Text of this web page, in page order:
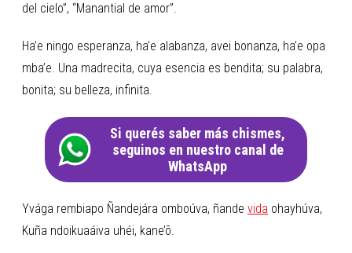
del cielo”, “Manantial de amor”.
Ha’e ningo esperanza, ha’e alabanza, avei bonanza, ha’e opa
mba’e. Una madrecita, cuya esencia es bendita; su palabra,
bonita; su belleza, infinita.
Si querés saber más chismes,
seguinos en nuestro canal de
WhatsApp
Yvága rembiapo Ñandejára omboúva, ñande vida ohayhúva,
Kuña ndoikuaáiva uhéi, kane’õ.